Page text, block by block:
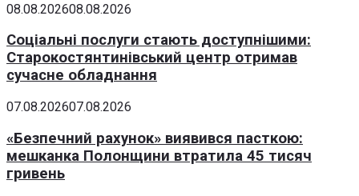
08.08.202608.08.2026
Соціальні послуги стають доступнішими:
Старокостянтинівський центр отримав
сучасне обладнання
07.08.202607.08.2026
«Безпечний рахунок» виявився пасткою:
мешканка Полонщини втратила 45 тисяч
гривень